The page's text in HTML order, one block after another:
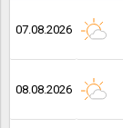
07.08.2026
08.08.2026